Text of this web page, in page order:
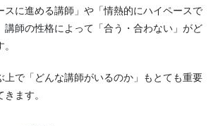
スに進める講師」や「情熱的にハイペースで
講師の性格によって「合う・合わない」がど
上で「どんな講師がいるのか」もとても重要
ます。